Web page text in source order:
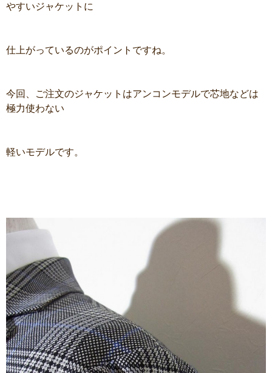
やすいジャケットに
仕上がっているのがポイントですね。
今回、ご注文のジャケットはアンコンモデルで芯地などは
極力使わない
軽いモデルです。